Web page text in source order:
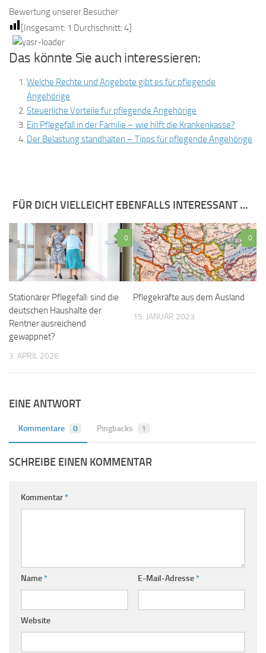
Bewertung unserer Besucher
[Insgesamt: 1 Durchschnitt: 4]
Das könnte Sie auch interessieren:
Welche Rechte und Angebote gibt es für pflegende
Angehörige
Steuerliche Vorteile für pflegende Angehörige
Ein Pflegefall in der Familie – wie hilft die Krankenkasse?
Der Belastung standhalten – Tipps für pflegende Angehörige
FÜR DICH VIELLEICHT EBENFALLS INTERESSANT …
0
Stationärer Pflegefall: sind die
deutschen Haushalte der
Rentner ausreichend
gewappnet?
3. APRIL 2026
0
Pflegekräfte aus dem Ausland
15. JANUAR 2023
EINE ANTWORT
Kommentare 0 Pingbacks 1
SCHREIBE EINEN KOMMENTAR
Kommentar*
Name* E-Mail-Adresse*
Website